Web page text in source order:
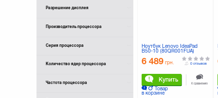
Разрешение дисплея
Производитель процессора
Серия процессора
Количество ядер процессора
Частота процессора
Ноутбук Lenovo IdeaPad
B50-10 (80QR001FUA)
6 489 грн.
Купить
Товар
в корзине
0 отзывов
К сравнению